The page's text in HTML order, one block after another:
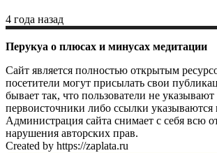
4 года назад
Перукуа о плюсах и минусах медитации
Сайт является полностью открытым
посетители могут присылать свои
бывает так, что пользователи не
первоисточники либо ссылки указываются
Администрация сайта снимает с себя всю
нарушения авторских прав.
Created by https://zaplata.ru